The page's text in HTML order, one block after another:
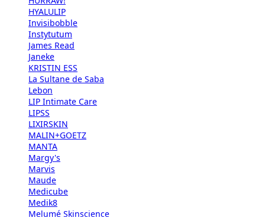
HYALULIP
Invisibobble
Instytutum
James Read
Janeke
KRISTIN ESS
La Sultane de Saba
Lebon
LIP Intimate Care
LIPSS
LIXIRSKIN
MALIN+GOETZ
MANTA
Margy's
Marvis
Maude
Medicube
Medik8
Melumé Skinscience